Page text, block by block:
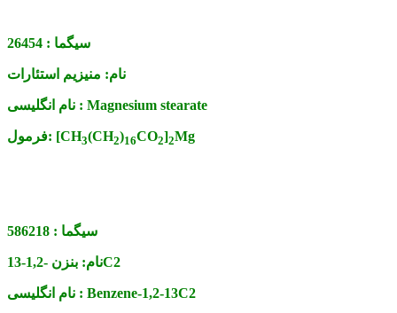
سیگما : 26454
نام: منیزیم استئارات
نام انگلیسی : Magnesium stearate
فرمول: [CH3(CH2)16CO2]2Mg
سیگما : 586218
نام:بنزن -1,2-13C2
نام انگلیسی : Benzene-1,2-13C2